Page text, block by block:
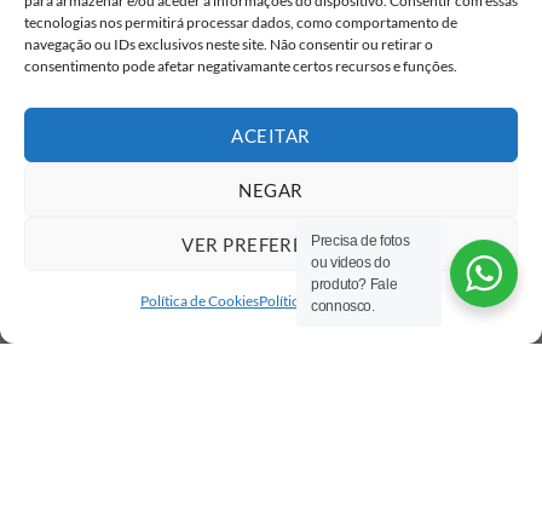
tecnologias nos permitirá processar dados, como comportamento de
navegação ou IDs exclusivos neste site. Não consentir ou retirar o
consentimento pode afetar negativamante certos recursos e funções.
ACEITAR
NEGAR
VER PREFERÊNCIAS
Política de CookiesPolítica de privacidade
Precisa de fotos
ou videos do
produto? Fale
connosco.